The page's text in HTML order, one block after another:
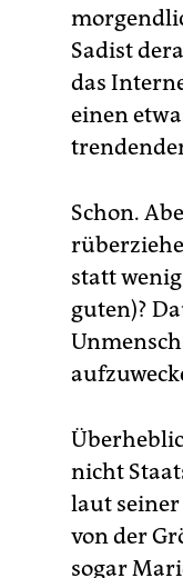
Sadist
das
einen
Schon.
statt
guten)?
nicht
laut seiner
von der
sogar